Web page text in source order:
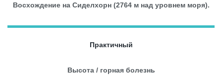
Восхождение на Сиделхорн (2764 м над уровнем моря).
Практичный
Высота / горная болезнь